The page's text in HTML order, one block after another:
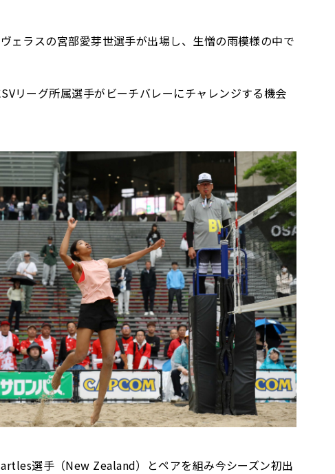
ェラスの宮部愛芽世選手が出場し、生憎の雨模様の中で
リーグ所属選手がビーチバレーにチャレンジする機会
選手（New Zealand）とペアを組み今シーズン初出